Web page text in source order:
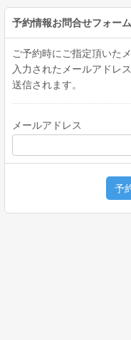
予約情報お問合せフォーム
ご予約時にご指定頂いた
入力されたメールアドレ
送信されます。
メールアドレス
予